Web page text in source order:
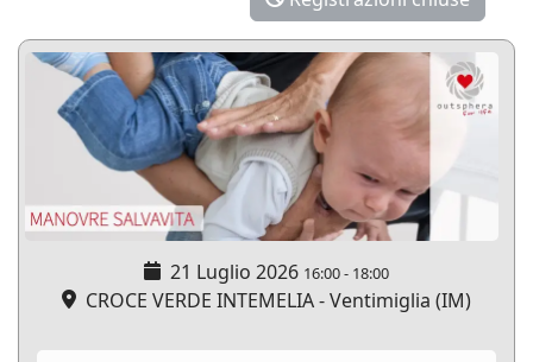
21 Luglio 2026 16:00- 18:00
CROCE VERDE INTEMELIA - Ventimiglia (IM)